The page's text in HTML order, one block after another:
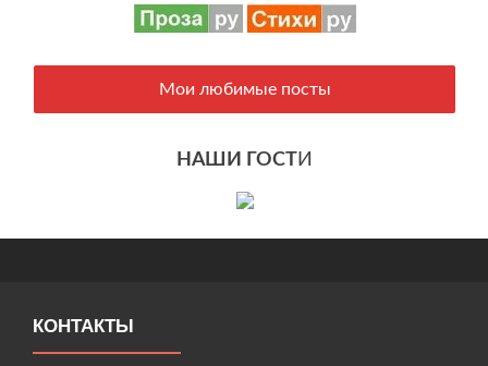
Мои любимые посты
НАШИ ГОСТИ
КОНТАКТЫ